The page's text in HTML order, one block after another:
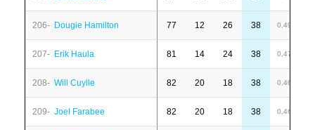
206- Dougie Hamilton 77 12 26 38 0,49
207- Erik Haula 81 14 24 38 0,47
208- Will Cuylle 82 20 18 38 0,46
209- Joel Farabee 82 20 18 38 0,46